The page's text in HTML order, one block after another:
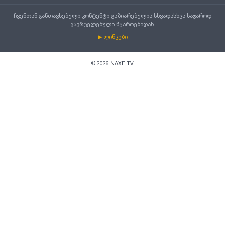
ჩვენთან განთავსებული კონტენტი გაზიარებულია სხვადასხვა საჯაროდ
გავრცელებული წყაროებიდან.
▶ ლინკები
© 2026 NAXE.TV